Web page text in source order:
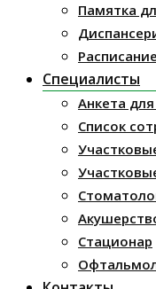
Памятка
Специалисты
Анкета
Список
Стационар